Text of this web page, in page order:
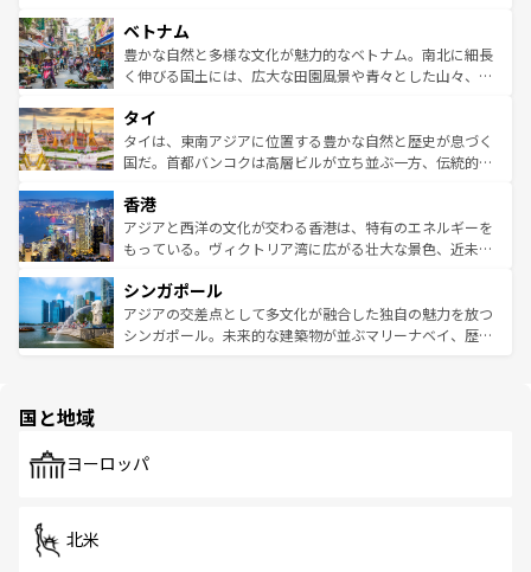
参照してほしい。
容にもいいと評判のスイーツなど、バラエティ豊かな料理
が味わえる。 なお、新着の台湾情報は コンテンツ一覧を参
照してほしい。
き、地方に足を延ばせば四季折々の自然美を楽しむことが
できる。そして、キムチや焼肉、絶品のストリートフード
まで、さまざまな韓国料理が待っている。夜には、韓国な
リティに包まれながら、韓国の多彩な魅力を心ゆくまで味
わってみてほしい。 なお、新着の韓国情報はコンテンツ一
覧を参照してほしい。
ベトナム
豊かな自然と多様な文化が魅力的なベトナム。南北に細長
く伸びる国土には、広大な田園風景や青々とした山々、世
急速な発展と共に伝統が息づく。ハノイの古い町並みやホ
ーチミン市のフランス統治時代の建物も、独特の雰囲気を
醸し出している。また、バラエティの豊かさとおいしさで
とつ。フォーやバインミー、ベトナムコーヒーなどは、ぜ
ひ現地で味わいたい。どの地域を訪れてもあたたかい人々
が旅行者を迎えてくれるので、きっと忘れられない旅にな
参照してほしい。
タイ
タイは、東南アジアに位置する豊かな自然と歴史が息づく
国だ。首都バンコクは高層ビルが立ち並ぶ一方、伝統的な
の活気が交差している。北部ではチェンマイなどの山岳地
帯で自然と触れ合い、南部ではプーケットやクラビの美し
いビーチでリゾート気分を楽しむことができる。タイ料理
激する。気候は一年中温暖で、どの季節にも異なる楽しみ
が待っている。親しみやすいタイの人々、仏教を中心とし
た文化、そして多様な観光資源が、訪れる旅人を魅了し続
香港
アジアと西洋の文化が交わる香港は、特有のエネルギーを
もっている。ヴィクトリア湾に広がる壮大な景色、近未来
み、どこを訪れても感動するはず。観光スポットが密集し
ており、効率よく見どころを回れるのも魅力。息をのむよ
うな絶景から文化的な体験まで、香港を存分に楽しみ尽く
シンガポール
アジアの交差点として多文化が融合した独自の魅力を放つ
シンガポール。未来的な建築物が並ぶマリーナベイ、歴史
で、ホーカーズは地元の風情を楽しめる外せないスポット
国と地域
ヨーロッパ
北米